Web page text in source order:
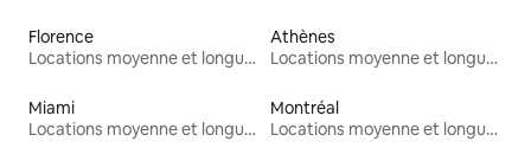
Florence
Locations moyenne et longue durée
Athènes
Locations moyenne et longue durée
Miami
Locations moyenne et longue durée
Montréal
Locations moyenne et longue durée